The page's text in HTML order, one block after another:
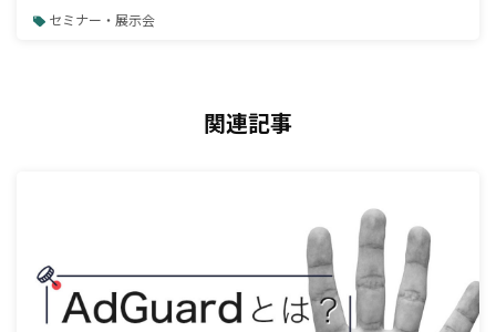
セミナー・展示会
関連記事